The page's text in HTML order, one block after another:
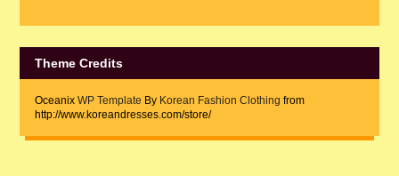
Theme Credits
Oceanix WP Template By Korean Fashion Clothing from
http://www.koreandresses.com/store/